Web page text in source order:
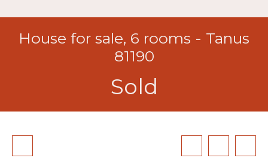
House for sale, 6 rooms - Tanus
81190
Sold